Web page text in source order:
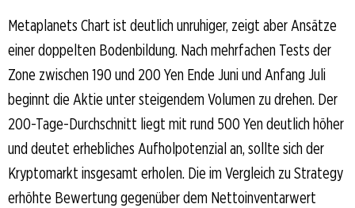
Metaplanets Chart ist deutlich unruhiger, zeigt aber Ansätze
einer doppelten Bodenbildung. Nach mehrfachen Tests der
Zone zwischen 190 und 200 Yen Ende Juni und Anfang Juli
beginnt die Aktie unter steigendem Volumen zu drehen. Der
200-Tage-Durchschnitt liegt mit rund 500 Yen deutlich höher
und deutet erhebliches Aufholpotenzial an, sollte sich der
Kryptomarkt insgesamt erholen. Die im Vergleich zu Strategy
erhöhte Bewertung gegenüber dem Nettoinventarwert